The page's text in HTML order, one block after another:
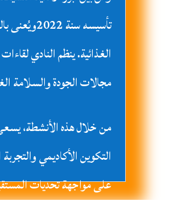
تأسيسه
الغذائية. ينظم النادي
مجالات الجودة والسلامة
من خلال هذه الأنشطة،
التكوين الأكاديمي
على مواجهة تحديات